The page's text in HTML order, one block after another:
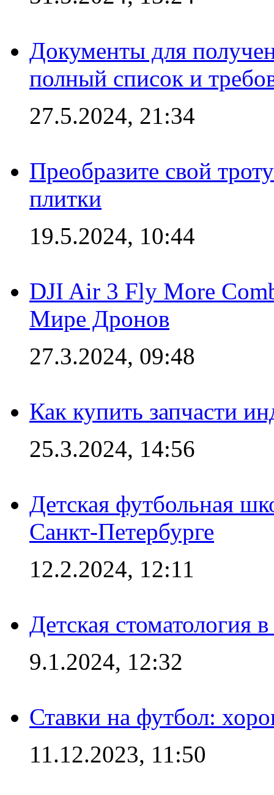
Документы для
полный список и
27.5.2024, 21:34
Преобразите свой
плитки
19.5.2024, 10:44
DJI Air 3 Fly More
Мире Дронов
27.3.2024, 09:48
Как купить запчасти
25.3.2024, 14:56
Детская футбольная
Санкт-Петербурге
12.2.2024, 12:11
Детская стоматология
9.1.2024, 12:32
Ставки на футбол:
11.12.2023, 11:50